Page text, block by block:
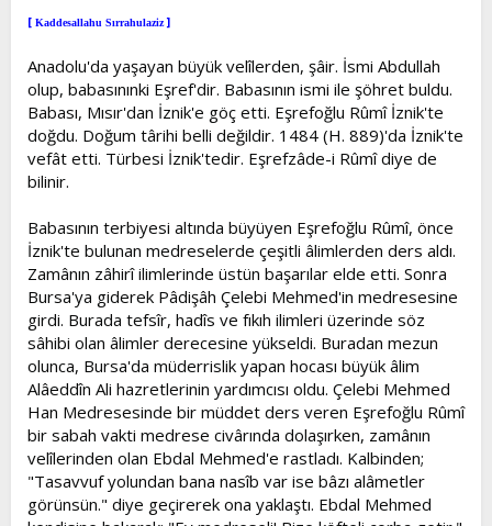
[ Kaddesallahu Sırrahulaziz]
Anadolu'da yaşayan büyük velîlerden, şâir. İsmi Abdullah
olup, babasınınki Eşref'dir. Babasının ismi ile şöhret buldu.
Babası, Mısır'dan İznik'e göç etti. Eşrefoğlu Rûmî İznik'te
doğdu. Doğum târihi belli değildir. 1484 (H. 889)'da İznik'te
vefât etti. Türbesi İznik'tedir. Eşrefzâde-i Rûmî diye de
bilinir.
Babasının terbiyesi altında büyüyen Eşrefoğlu Rûmî, önce
İznik'te bulunan medreselerde çeşitli âlimlerden ders aldı.
Zamânın zâhirî ilimlerinde üstün başarılar elde etti. Sonra
Bursa'ya giderek Pâdişâh Çelebi Mehmed'in medresesine
girdi. Burada tefsîr, hadîs ve fıkıh ilimleri üzerinde söz
sâhibi olan âlimler derecesine yükseldi. Buradan mezun
olunca, Bursa'da müderrislik yapan hocası büyük âlim
Alâeddîn Ali hazretlerinin yardımcısı oldu. Çelebi Mehmed
Han Medresesinde bir müddet ders veren Eşrefoğlu Rûmî
bir sabah vakti medrese civârında dolaşırken, zamânın
velîlerinden olan Ebdal Mehmed'e rastladı. Kalbinden;
"Tasavvuf yolundan bana nasîb var ise bâzı alâmetler
görünsün." diye geçirerek ona yaklaştı. Ebdal Mehmed